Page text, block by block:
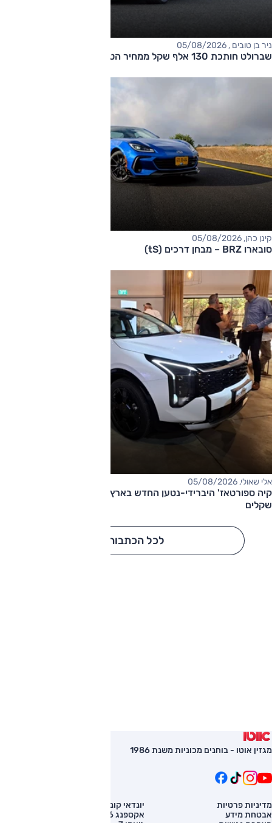
ניר בן טובים , 05/08/2026
שברולט חותכת 130 אלף שקל ממחיר הטאהו
קינן כהן, 05/08/2026
סובארו BRZ – מבחן דרכים (tS)
אלי שאולי, 05/08/2026
שקלים
לכל הכתבות
מגזין אוטו - בוחנים מכוניות משנת 1986
מדיניות פרטיות
אבטחת מידע
יונדאי קונה
אקספנג G6